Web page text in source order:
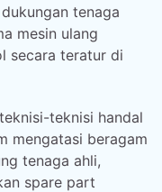
tenaga
mesin ulang
secara teratur di
teknisi handal
mengatasi beragam
tenaga ahli,
spare part